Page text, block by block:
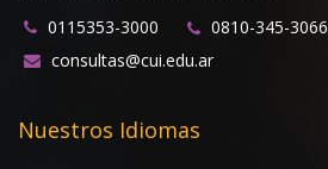
0115353-3000
0810-345-3066
consultas@cui.edu.ar
Nuestros Idiomas